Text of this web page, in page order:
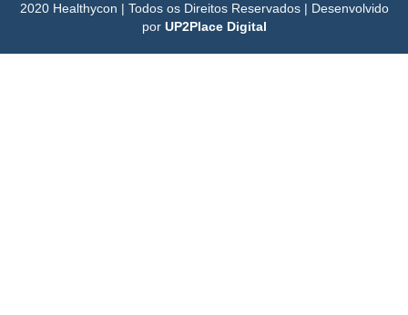
2020 Healthycon | Todos os Direitos Reservados | Desenvolvido
por UP2Place Digital